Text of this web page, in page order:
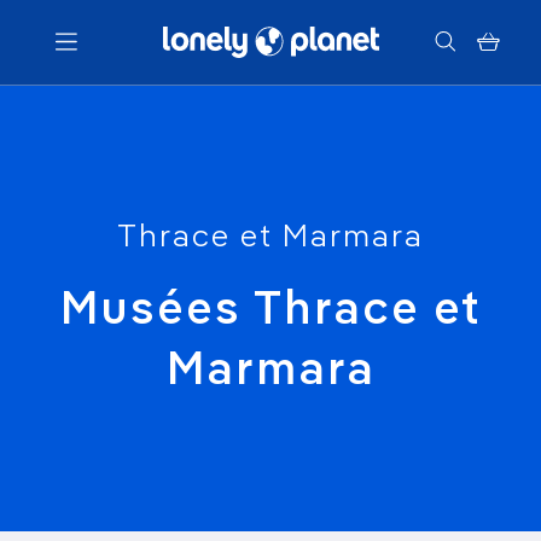
Menu
Thrace et Marmara
Musées Thrace et
Marmara